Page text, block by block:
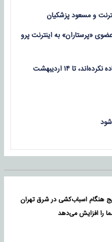
و مسعود پزشکیان
نظام صنفی ۳۰۰هزار عضوی «پرستاران» به اینترنت پرو
کسانی که تاکنون از کالابرگ استفاده نکرده‌اند، تا ۱۴ اردیبهشت
هنگام اسباب‌کشی در شرق تهران
را افزایش می‌دهد